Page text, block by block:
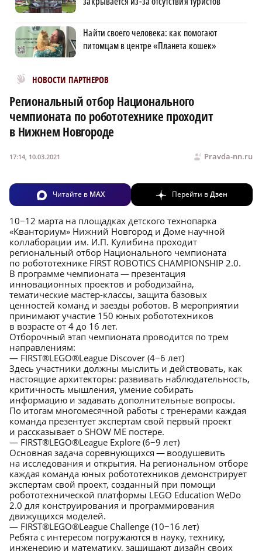
Найти своего человека: как помогают
питомцам в центре «Планета кошек»
НОВОСТИ ПАРТНЕРОВ
Новости МирТесен
Региональный отбор Национального
чемпионата по робототехнике проходит
в Нижнем Новгороде
Pravda-nn.ru
17:14, 10.03.2021
Читайте в MAX Перейти вДзен
10−12 марта на площадках детского технопарка
«Кванториум» Нижний Новгород и Доме научной
коллаборации им. И.П. Кулибина проходит
региональный отбор Национального чемпионата
по робототехнике FIRST ROBOTICS CHAMPIONSHIP 2.0.
В программе чемпионата — презентация
инновационных проектов и рободизайна,
тематические мастер-классы, защита базовых
ценностей команд и заезды роботов. В мероприятии
принимают участие 150 юных робототехников
в возрасте от 4 до 16 лет.
Отборочный этап чемпионата проводится по трем
направлениям:
— FIRST®LEGO®League Discover (4−6 лет)
Здесь участники должны мыслить и действовать, как
настоящие архитекторы: развивать наблюдательность,
критичность мышления, умение собирать
информацию и задавать дополнительные вопросы.
По итогам многомесячной работы с тренерами каждая
команда презентует экспертам свой первый проект
и рассказывает о SHOW ME постере.
— FIRST®LEGO®League Explore (6−9 лет)
Основная задача соревнующихся — воодушевить
на исследования и открытия. На региональном отборе
каждая команда юных робототехников демонстрирует
экспертам свой проект, созданный при помощи
робототехнической платформы LEGO Education WeDo
2.0 для конструирования и программирования
движущихся моделей.
— FIRST®LEGO®League Challenge (10−16 лет)
Ребята с интересом погружаются в науку, технику,
инженерию и математику, защищают дизайн своих